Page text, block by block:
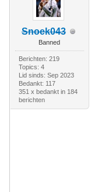
Snoek043
Banned
Berichten: 219
Topics: 4
Lid sinds: Sep 2023
Bedankt: 117
351 x bedankt in 184
berichten